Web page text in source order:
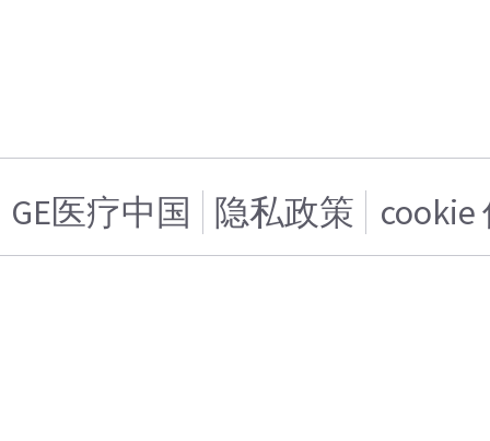
GE医疗中国 隐私政策 cookie